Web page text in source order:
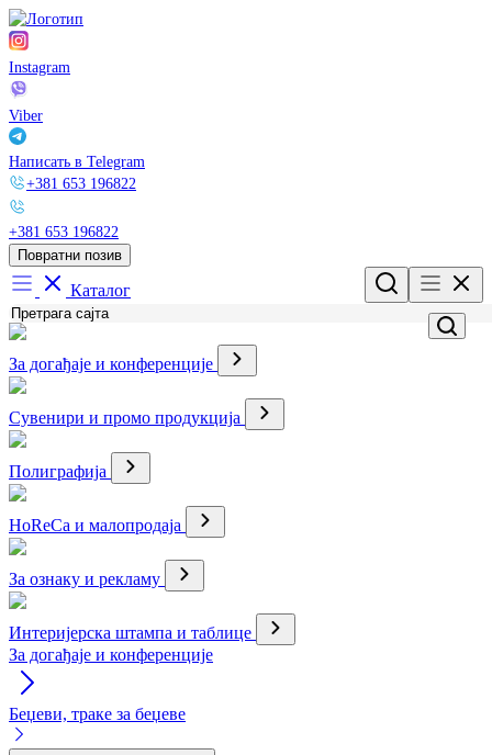
Instagram
Viber
Написать в Telegram
+381 653 196822
+381 653 196822
Повратни позив
Каталог
За догађаје и конференције
Сувенири и промо продукција
Полиграфија
HoReCa и малопродаја
За ознаку и рекламу
Интеријерска штампа и таблице
За догађаје и конференције
Беџеви, траке за беџеве